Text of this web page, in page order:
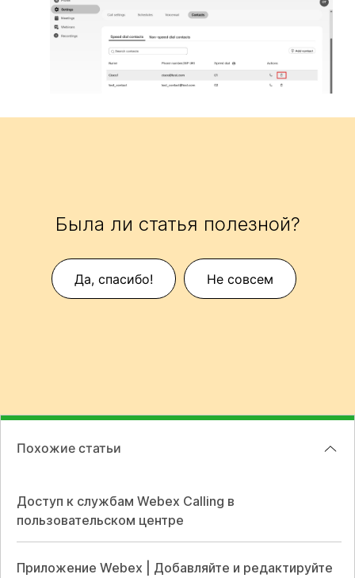
Была ли статья полезной?
Да, спасибо! Не совсем
Похожие статьи
Доступ к службам Webex Calling в
пользовательском центре
Приложение Webex | Добавляйте и редактируйте